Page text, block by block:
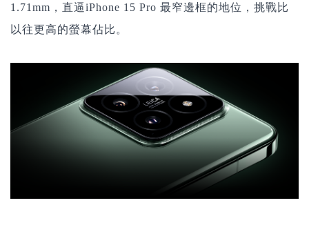
1.71mm，直逼iPhone 15 Pro 最窄邊框的地位，挑戰比
以往更高的螢幕佔比。